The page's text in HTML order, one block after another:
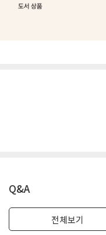
Q&A
전체보기